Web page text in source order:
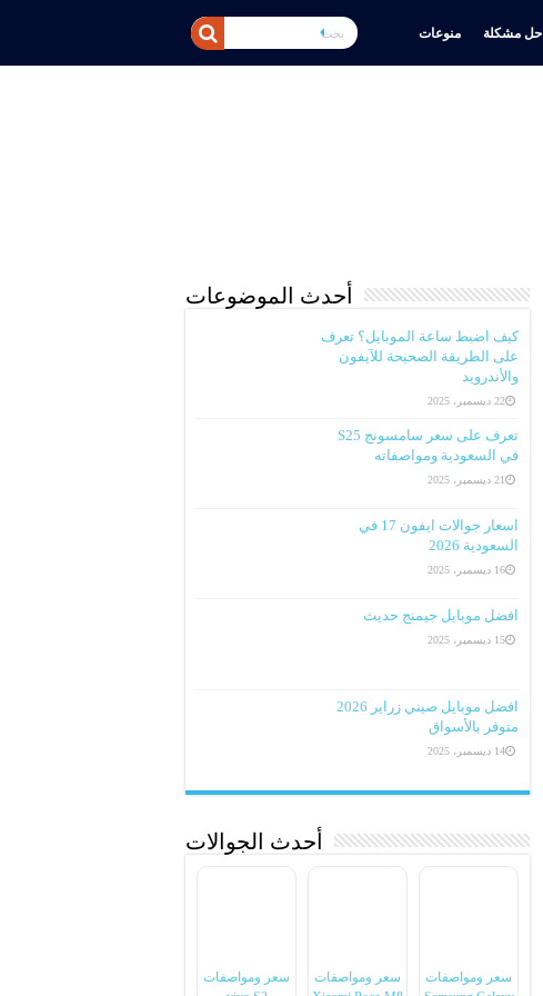
حل مشكلة منوعات
أحدث الموضوعات
كيف اضبط ساعة الموبايل؟ تعرف
على الطريقة الصحيحة للآيفون
والأندرويد
22 ديسمبر، 2025
تعرف على سعر سامسونج S25
في السعودية ومواصفاته
21 ديسمبر، 2025
اسعار جوالات ايفون 17 في
السعودية 2026
16 ديسمبر، 2025
افضل موبايل جيمنج حديث
15 ديسمبر، 2025
افضل موبايل صيني زراير 2026
متوفر بالأسواق
14 ديسمبر، 2025
أحدث الجوالات
سعر ومواصفات
سعر ومواصفات
سعر ومواصفات